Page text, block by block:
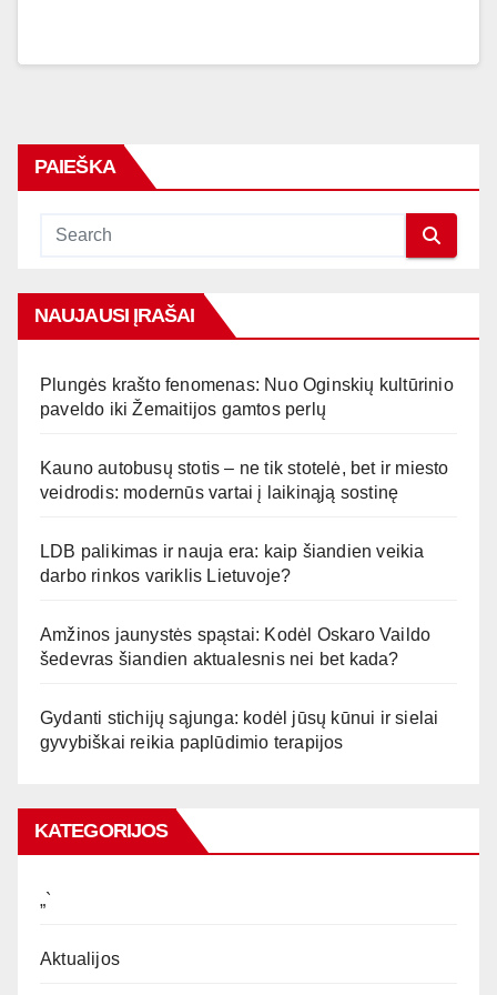
PAIEŠKA
NAUJAUSI ĮRAŠAI
Plungės krašto fenomenas: Nuo Oginskių kultūrinio
paveldo iki Žemaitijos gamtos perlų
Kauno autobusų stotis – ne tik stotelė, bet ir miesto
veidrodis: modernūs vartai į laikinąją sostinę
LDB palikimas ir nauja era: kaip šiandien veikia
darbo rinkos variklis Lietuvoje?
Amžinos jaunystės spąstai: Kodėl Oskaro Vaildo
šedevras šiandien aktualesnis nei bet kada?
Gydanti stichijų sąjunga: kodėl jūsų kūnui ir sielai
gyvybiškai reikia paplūdimio terapijos
KATEGORIJOS
„`
Aktualijos